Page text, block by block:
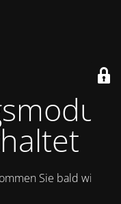
Sie bald wieder.